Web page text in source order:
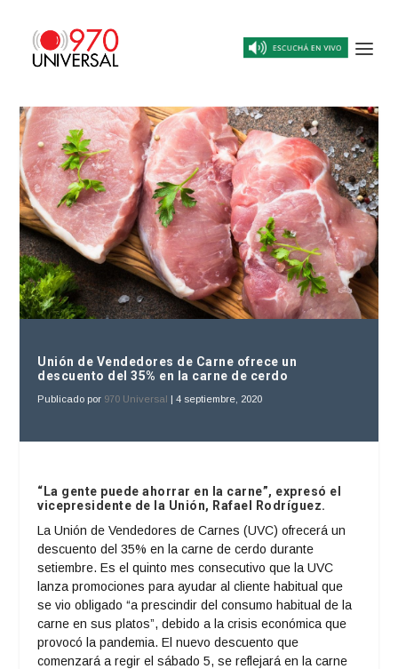
Unión de Vendedores de Carne ofrece un
descuento del 35% en la carne de cerdo
Publicado por 970 Universal |4 septiembre, 2020
“La gente puede ahorrar en la carne”, expresó el
vicepresidente de la Unión, Rafael Rodríguez.
La Unión de Vendedores de Carnes (UVC) ofrecerá un
descuento del 35% en la carne de cerdo durante
setiembre. Es el quinto mes consecutivo que la UVC
lanza promociones para ayudar al cliente habitual que
se vio obligado “a prescindir del consumo habitual de la
carne en sus platos”, debido a la crisis económica que
provocó la pandemia. El nuevo descuento que
comenzará a regir el sábado 5, se reflejará en la carne